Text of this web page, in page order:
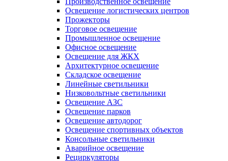
Освещение логистических центров
Прожекторы
Торговое освещение
Промышленное освещение
Офисное освещение
Освещение для ЖКХ
Архитектурное освещение
Складское освещение
Линейные светильники
Низковольтные светильники
Освещение АЗС
Освещение парков
Освещение автодорог
Освещение спортивных объектов
Консольные светильники
Аварийное освещение
Рециркуляторы